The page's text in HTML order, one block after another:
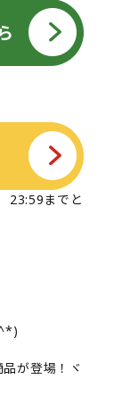
23:59までと
が登場！ヾ